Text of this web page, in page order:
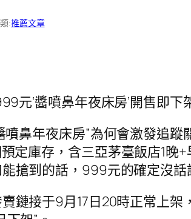
:推薦文章
元‘醬噴鼻年夜床房’開售即
噴鼻年夜床房”為何會激發追蹤
定庫存，含三亞茅臺飯店1晚
搶到的話，999元的確定沒
鏈接于9月17日20時正常上架